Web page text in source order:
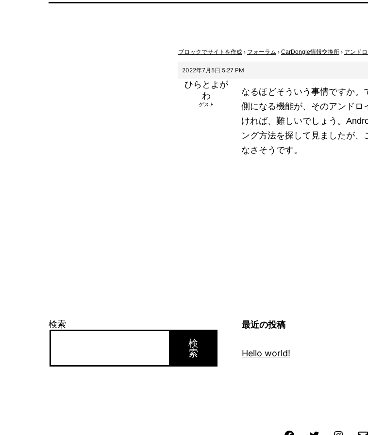
ブロックでサイトを作成 › フォーラム › CarDongle情報交換所 › アンド
2022年7月5日 5:27 PM
ひらとよが
わ
ゲスト
なるほどそういう事情ですか。
側になる機能が、そのアンドロ
ければ、難しいでしょう。
ング方法を探して見ましたが、
なさそうです。
検索
検
索
最近の投稿
Hello world!